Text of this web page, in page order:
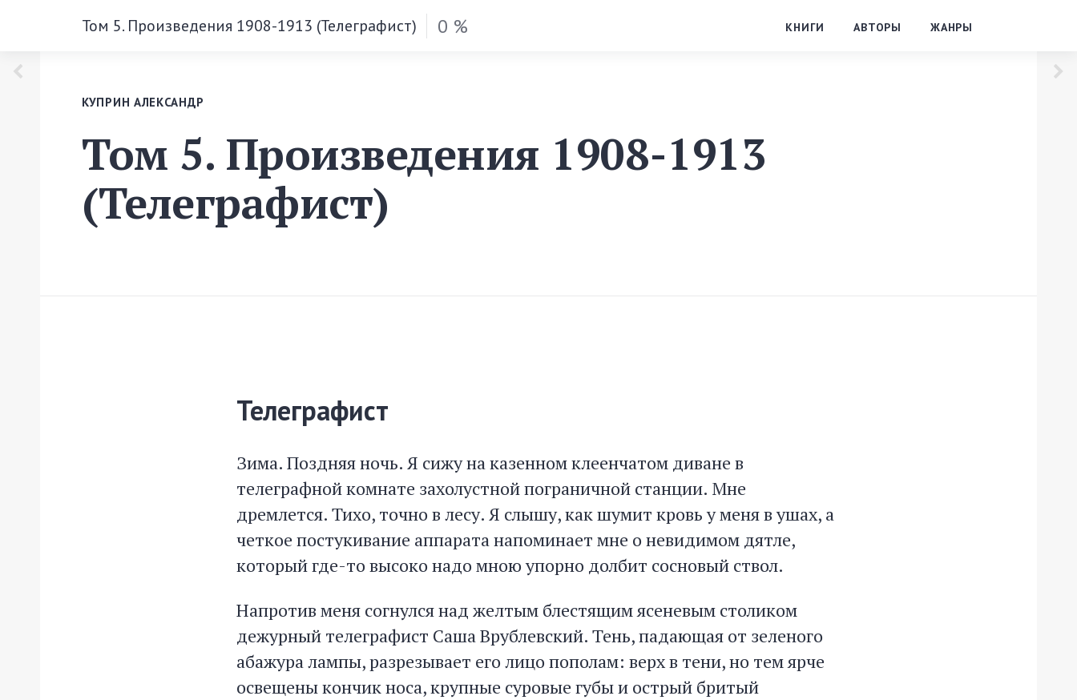
Том 5. Произведения 1908-1913 (Телеграфист) 0 % КНИГИ АВТОРЫ ЖАНРЫ
КУПРИН АЛЕКСАНДР
Том 5. Произведения 1908-1913
(Телеграфист)
Телеграфист
Зима. Поздняя ночь. Я сижу на казенном клеенчатом диване в
телеграфной комнате захолустной пограничной станции. Мне
дремлется. Тихо, точно в лесу. Я слышу, как шумит кровь у меня в ушах, а
четкое постукивание аппарата напоминает мне о невидимом дятле,
который где-то высоко надо мною упорно долбит сосновый ствол.
Напротив меня согнулся над желтым блестящим ясеневым столиком
дежурный телеграфист Саша Врублевский. Тень, падающая от зеленого
абажура лампы, разрезывает его лицо пополам: верх в тени, но тем ярче
освещены кончик носа, крупные суровые губы и острый бритый